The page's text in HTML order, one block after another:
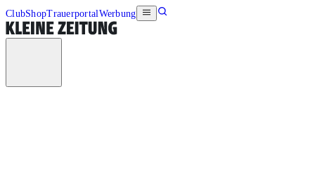
ClubShopTrauerportalWerbung